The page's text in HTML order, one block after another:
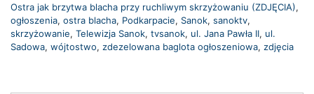
Ostra jak brzytwa blacha przy ruchliwym skrzyżowaniu (ZDJĘCIA),
ogłoszenia, ostra blacha, Podkarpacie, Sanok, sanoktv,
skrzyżowanie, Telewizja Sanok, tvsanok, ul. Jana Pawła II, ul.
Sadowa, wójtostwo, zdezelowana baglota ogłoszeniowa, zdjęcia